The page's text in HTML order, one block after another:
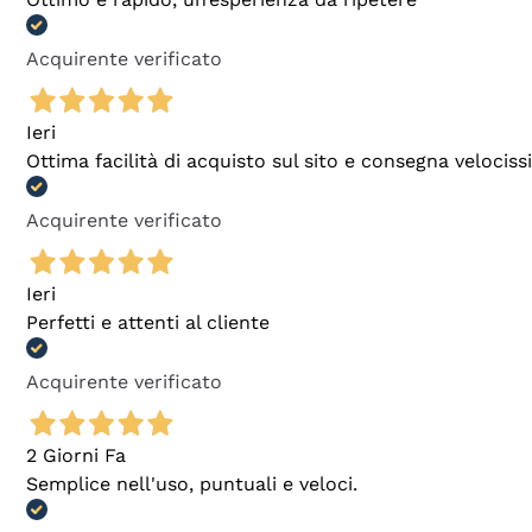
Acquirente verificato
Ieri
Ottima facilità di acquisto sul sito e consegna
Acquirente verificato
Ieri
Perfetti e attenti al cliente
Acquirente verificato
2 Giorni Fa
Semplice nell'uso, puntuali e veloci.